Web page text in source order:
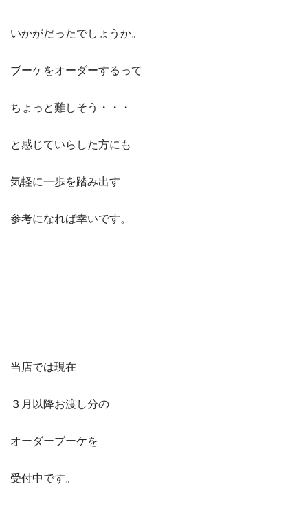
いかがだったでしょうか。
ブーケをオーダーするって
ちょっと難しそう・・・
と感じていらした方にも
気軽に一歩を踏み出す
参考になれば幸いです。
当店では現在
３月以降お渡し分の
オーダーブーケを
受付中です。